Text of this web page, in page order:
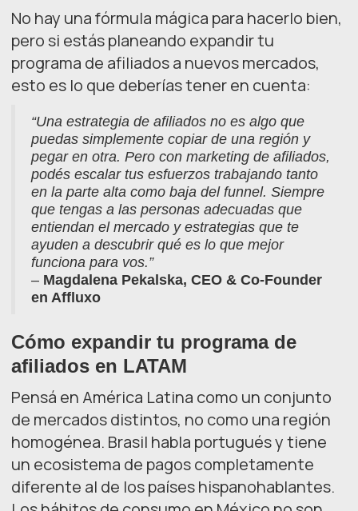
No hay una fórmula mágica para hacerlo bien,
pero si estás planeando expandir tu
programa de afiliados a nuevos mercados,
esto es lo que deberías tener en cuenta:
“Una estrategia de afiliados no es algo que
puedas simplemente copiar de una región y
pegar en otra. Pero con marketing de afiliados,
podés escalar tus esfuerzos trabajando tanto
en la parte alta como baja del funnel. Siempre
que tengas a las personas adecuadas que
entiendan el mercado y estrategias que te
ayuden a descubrir qué es lo que mejor
funciona para vos.”
– Magdalena Pekalska, CEO & Co-Founder
en Affluxo
Cómo expandir tu programa de
afiliados en LATAM
Pensá en América Latina como un conjunto
de mercados distintos, no como una región
homogénea. Brasil habla portugués y tiene
un ecosistema de pagos completamente
diferente al de los países hispanohablantes.